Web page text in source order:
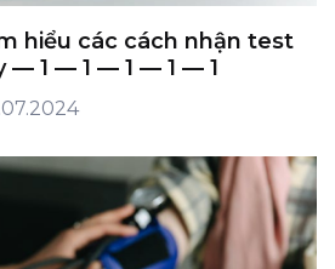
hiểu các cách nhận test
— 1 — 1 — 1 — 1 — 1